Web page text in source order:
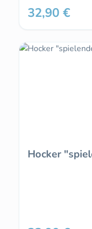
Regulärer Preis:
32,90 €
Hocker